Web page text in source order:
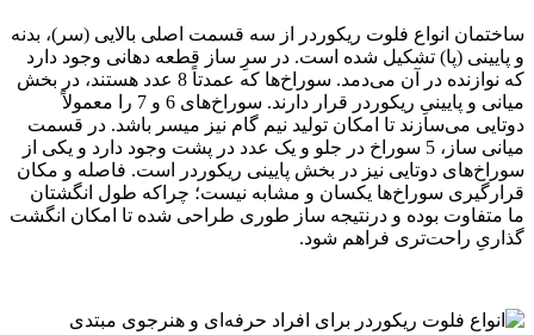
ساختمان انواع فلوت ریکوردر از سه قسمت اصلی بالایی (سر)، بدنه
و پایینی (پا) تشکیل شده است. در سرِ ساز قطعه دهانی وجود دارد
که نوازنده در آن می‌دمد. سوراخ‌ها که عمدتاً 8 عدد هستند، در بخش
میانی و پایینیِ ریکوردر قرار دارند. سوراخ‌های 6 و 7 را معمولاً
دوتایی می‌سازند تا امکان تولید نیم گام نیز میسر باشد. در قسمت
میانی ساز، 5 سوراخ در جلو و یک عدد در پشت وجود دارد و یکی از
سوراخ‌های دوتایی نیز در بخش پایینی ریکوردر است. فاصله و مکان
قرارگیری سوراخ‌ها یکسان و مشابه نیست؛ چراکه طول انگشتان
ما متفاوت بوده و درنتیجه ساز طوری طراحی شده تا امکان انگشت‌
گذاریِ راحت‌تری فراهم شود.